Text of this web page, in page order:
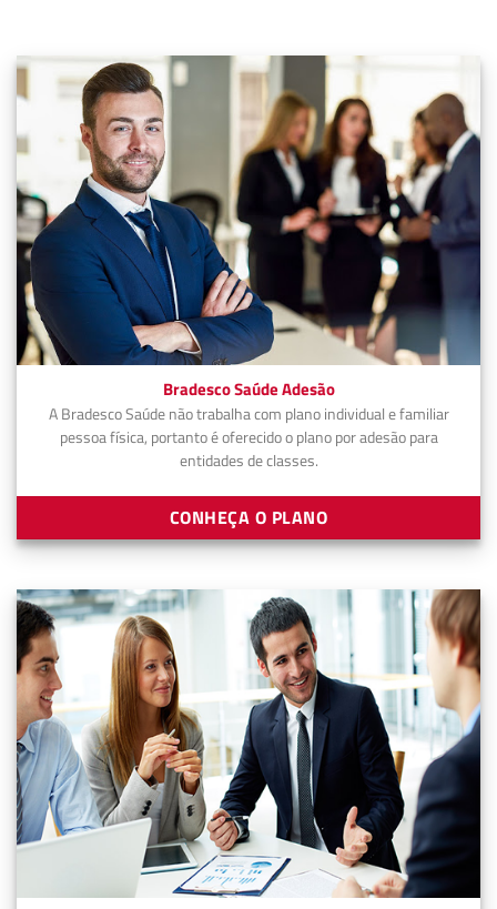
Bradesco Saúde Adesão
A Bradesco Saúde não trabalha com plano individual e familiar
pessoa física, portanto é oferecido o plano por adesão para
entidades de classes.
CONHEÇA O PLANO